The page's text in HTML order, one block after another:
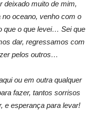
deixado muito de mim,
oceano, venho com o
que o que levei… Sei que
dar, regressamos com
pelos outros…
ou em outra qualquer
fazer, tantos sorrisos
e esperança para levar!